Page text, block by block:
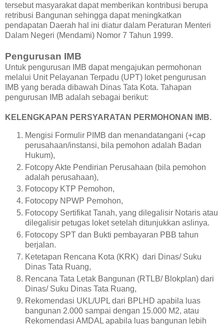
tersebut masyarakat dapat memberikan kontribusi berupa
retribusi Bangunan sehingga dapat meningkatkan
pendapatan Daerah hal ini diatur dalam Peraturan Menteri
Dalam Negeri (Mendami) Nomor 7 Tahun 1999.
Pengurusan IMB
Untuk pengurusan IMB dapat mengajukan permohonan
melalui Unit Pelayanan Terpadu (UPT) loket pengurusan
IMB yang berada dibawah Dinas Tata Kota. Tahapan
pengurusan IMB adalah sebagai berikut:
KELENGKAPAN PERSYARATAN PERMOHONAN IMB.
Mengisi Formulir PIMB dan menandatangani (+cap
perusahaan/instansi, bila pemohon adalah Badan
Hukum),
Fotcopy Akte Pendirian Perusahaan (bila pemohon
adalah perusahaan),
Fotocopy KTP Pemohon,
Fotocopy NPWP Pemohon,
Fotocopy Sertifikat Tanah, yang dilegalisir Notaris atau
dilegalisir petugas loket setelah ditunjukkan aslinya.
Fotocopy SPT dan Bukti pembayaran PBB tahun
berjalan.
Ketetapan Rencana Kota (KRK) dari Dinas/ Suku
Dinas Tata Ruang,
Rencana Tata Letak Bangunan (RTLB/ Blokplan) dari
Dinas/ Suku Dinas Tata Ruang,
Rekomendasi UKL/UPL dari BPLHD apabila luas
bangunan 2.000 sampai dengan 15.000 M2, atau
Rekomendasi AMDAL apabila luas bangunan lebih